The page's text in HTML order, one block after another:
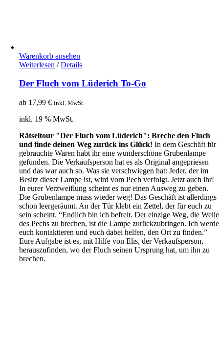
Warenkorb ansehen
Weiterlesen / Details
Der Fluch vom Lüderich To-Go
ab 17,99€ inkl. MwSt.
inkl. 19 % MwSt.
Rätseltour "Der Fluch vom Lüderich": Breche den Fluch
und finde deinen Weg zurück ins Glück! In dem Geschäft für
gebrauchte Waren habt ihr eine wunderschöne Grubenlampe
gefunden. Die Verkaufsperson hat es als Original angepriesen
und das war auch so. Was sie verschwiegen hat: Jeder, der im
Besitz dieser Lampe ist, wird vom Pech verfolgt. Jetzt auch ihr!
In eurer Verzweiflung scheint es nur einen Ausweg zu geben.
Die Grubenlampe muss wieder weg! Das Geschäft ist allerdings
schon leergeräumt. An der Tür klebt ein Zettel, der für euch zu
sein scheint. “Endlich bin ich befreit. Der einzige Weg, die Welle
des Pechs zu brechen, ist die Lampe zurückzubringen. Ich werde
euch kontaktieren und euch dabei helfen, den Ort zu finden.”
Eure Aufgabe ist es, mit Hilfe von Elis, der Verkaufsperson,
herauszufinden, wo der Fluch seinen Ursprung hat, um ihn zu
brechen.